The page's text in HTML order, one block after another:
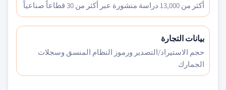
أكثر من 13,000 دراسة منشورة عبر أكثر من 30 قطاعاً صناعياً
بيانات التجارة
حجم الاستيراد/التصدير ورموز النظام المنسق وسجلات
الجمارك